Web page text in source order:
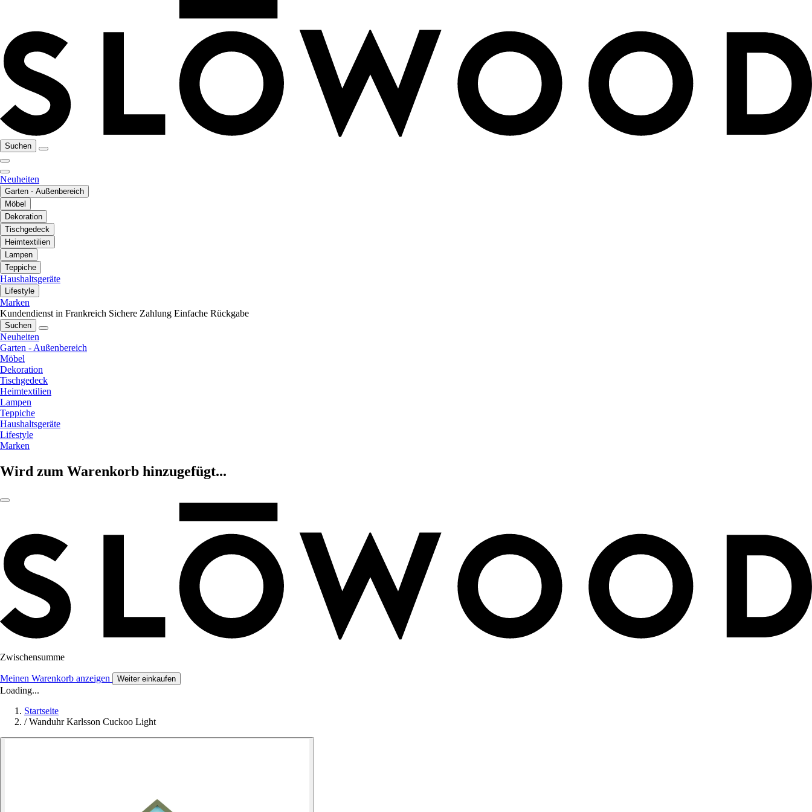
Suchen
Neuheiten
Garten - Außenbereich
Möbel
Dekoration
Tischgedeck
Heimtextilien
Lampen
Teppiche
Haushaltsgeräte
Lifestyle
Marken
Kundendienst in Frankreich Sichere Zahlung Einfache Rückgabe
Suchen
Neuheiten
Garten - Außenbereich
Möbel
Dekoration
Tischgedeck
Heimtextilien
Lampen
Teppiche
Haushaltsgeräte
Lifestyle
Marken
Wird zum Warenkorb hinzugefügt...
Zwischensumme
Meinen Warenkorb anzeigen Weiter einkaufen
Loading...
Startseite
/ Wanduhr Karlsson Cuckoo Light